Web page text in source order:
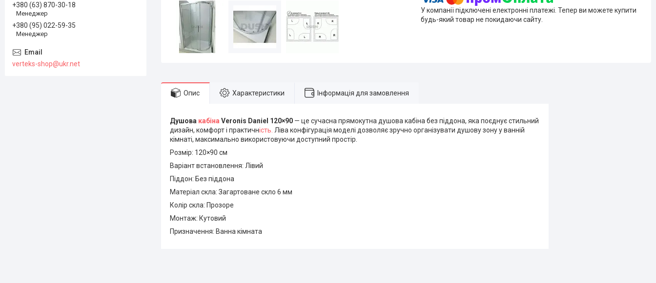
У компанії підключені електронні платежі. Тепер ви можете купити
будь-який товар не покидаючи сайту.
Опис Характеристики Інформація для замовлення
Душова кабіна Veronis Daniel 120×90 — це сучасна прямокутна душова кабіна без піддона, яка поєднує стильний
дизайн, комфорт і практичність. Ліва конфігурація моделі дозволяє зручно організувати душову зону у ванній
кімнаті, максимально використовуючи доступний простір.
Розмір: 120×90 см
Варіант встановлення: Лівий
Піддон: Без піддона
Матеріал скла: Загартоване скло 6 мм
Колір скла: Прозоре
Монтаж: Кутовий
Призначення: Ванна кімната
+380 (63) 870-30-18
Менеджер
+380 (95) 022-59-35
Менеджер
verteks-shop@ukr.net